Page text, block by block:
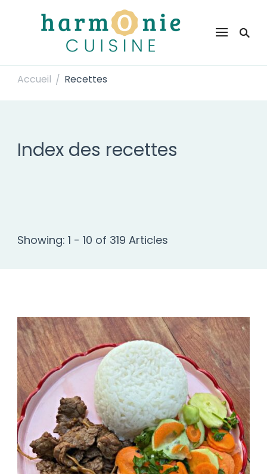
Harmonie Cuisine
Accueil / Recettes
Index des recettes
Showing: 1 - 10 of 319 Articles